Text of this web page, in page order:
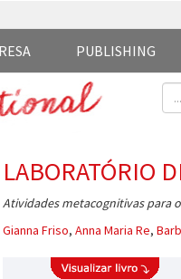
PUBLISHING
LABORATÓRIO
Atividades metacognitivas para
Gianna Friso, Anna Maria Re,